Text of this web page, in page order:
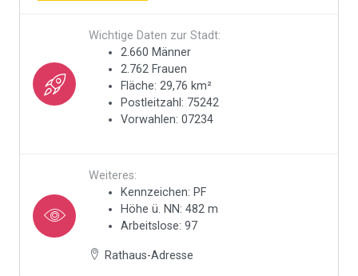
Wichtige Daten zur Stadt:
2.660 Männer
2.762 Frauen
Fläche: 29,76 km²
Postleitzahl: 75242
Vorwahlen: 07234
Weiteres:
Kennzeichen: PF
Höhe ü. NN: 482 m
Arbeitslose: 97
Rathaus-Adresse